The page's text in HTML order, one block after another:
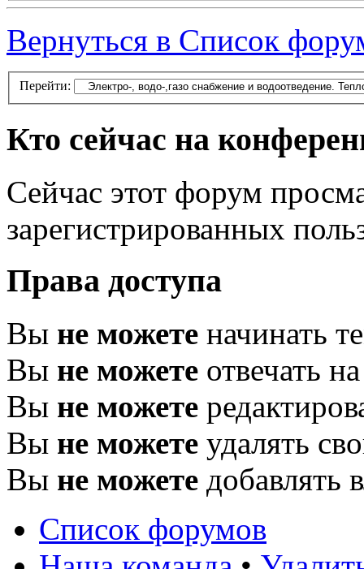
Вернуться в Список
Перейти:
Кто сейчас на
Сейчас этот форум
зарегистрированных
Права доступа
Вы не можете начинать
Вы не можете отвечать
Вы не можете
Вы не можете удалять
Вы не можете добавлять
Список форумов